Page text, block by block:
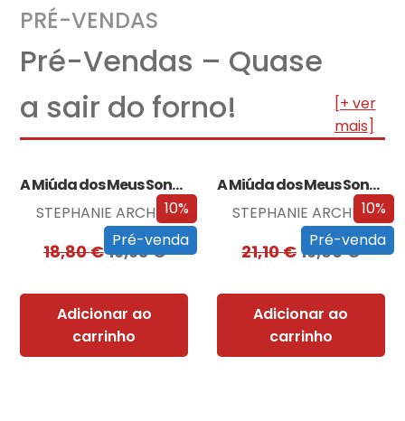
PRÉ-VENDAS
Pré-Vendas – Quase
a sair do forno!
[+ ver
mais]
10%
Pré-venda
A Miúda dos Meus Sonhos
STEPHANIE ARCHER
18,80€16,93€
Adicionar ao
carrinho
10%
Pré-venda
A Miúda dos Meus Sonhos – Edição…
STEPHANIE ARCHER
21,10€19,00€
Adicionar ao
carrinho